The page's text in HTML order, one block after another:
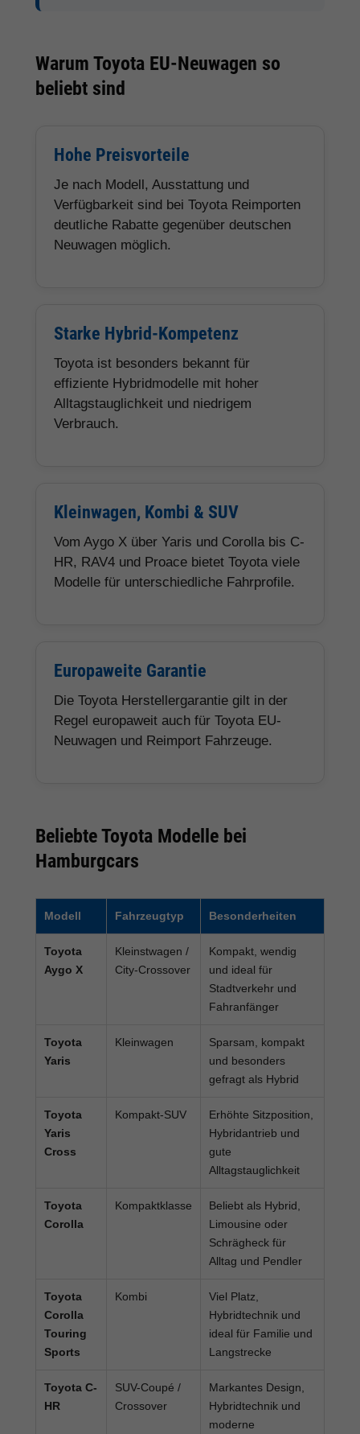
Warum Toyota EU-Neuwagen so
beliebt sind
Hohe Preisvorteile
Je nach Modell, Ausstattung und
Verfügbarkeit sind bei Toyota Reimporten
deutliche Rabatte gegenüber deutschen
Neuwagen möglich.
Starke Hybrid-Kompetenz
Toyota ist besonders bekannt für
effiziente Hybridmodelle mit hoher
Alltagstauglichkeit und niedrigem
Verbrauch.
Kleinwagen, Kombi & SUV
Vom Aygo X über Yaris und Corolla bis C-
HR, RAV4 und Proace bietet Toyota viele
Modelle für unterschiedliche Fahrprofile.
Europaweite Garantie
Die Toyota Herstellergarantie gilt in der
Regel europaweit auch für Toyota EU-
Neuwagen und Reimport Fahrzeuge.
Beliebte Toyota Modelle bei
Hamburgcars
Modell Fahrzeugtyp Besonderheiten
Toyota
Aygo X
Kleinstwagen /
City-Crossover
Kompakt, wendig
und ideal für
Stadtverkehr und
Fahranfänger
Toyota
Yaris
Kleinwagen
Sparsam, kompakt
und besonders
gefragt als Hybrid
Toyota
Yaris
Cross
Kompakt-SUV
Erhöhte Sitzposition,
Hybridantrieb und
gute
Alltagstauglichkeit
Toyota
Corolla
Kompaktklasse
Beliebt als Hybrid,
Limousine oder
Schrägheck für
Alltag und Pendler
Toyota
Corolla
Touring
Sports
Kombi
Viel Platz,
Hybridtechnik und
ideal für Familie und
Langstrecke
Toyota C-
HR
SUV-Coupé /
Crossover
Markantes Design,
Hybridtechnik und
moderne